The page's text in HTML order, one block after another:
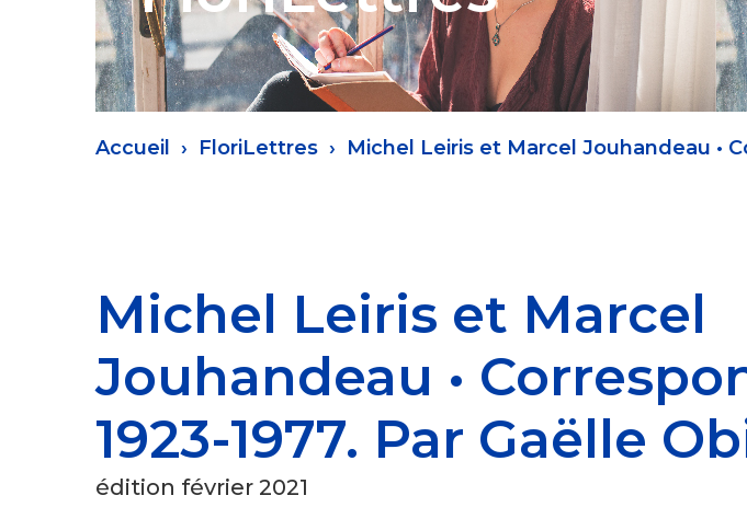
Fil
Accueil FloriLettres Michel Leiris et Marcel Jouhandeau •
Michel Leiris et Marcel
Jouhandeau •
1923-1977. Par Gaëlle
édition février 2021